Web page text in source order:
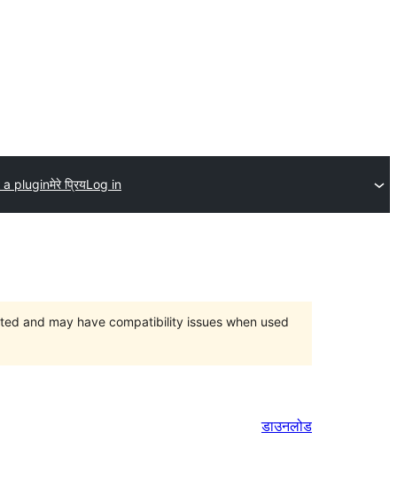
a pluginमेरे प्रियLog in
and may have compatibility issues when used
डाउनलोड